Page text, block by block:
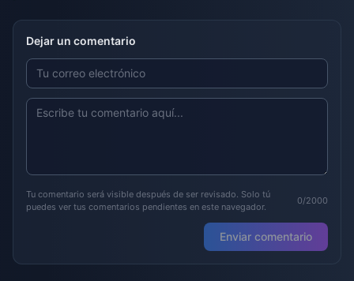
Dejar un comentario
Tu comentario será visible después de ser revisado. Solo tú
puedes ver tus comentarios pendientes en este navegador.
0/2000
Enviar comentario